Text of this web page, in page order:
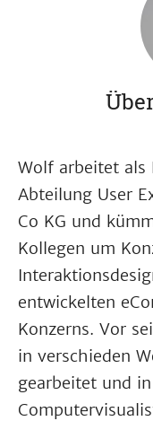
Wolf arbeitet als
Abteilung User
Co KG und
Kollegen um
entwickelten
Konzerns. Vor
in verschieden
gearbeitet und